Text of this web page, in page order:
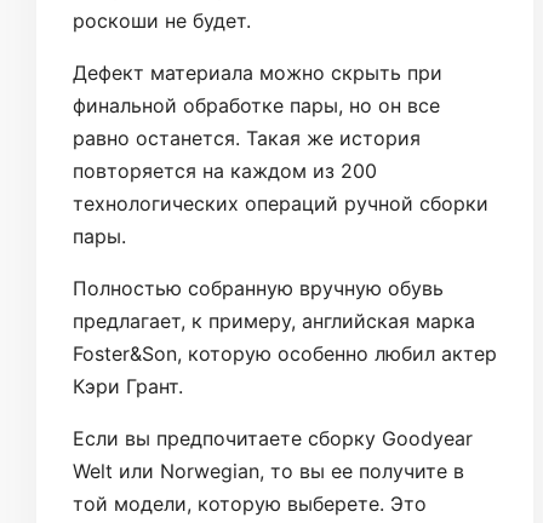
роскоши не будет.
Дефект материала можно скрыть при
финальной обработке пары, но он все
равно останется. Такая же история
повторяется на каждом из 200
технологических операций ручной сборки
пары.
Полностью собранную вручную обувь
предлагает, к примеру, английская марка
Foster&Son, которую особенно любил актер
Кэри Грант.
Если вы предпочитаете сборку Goodyear
Welt или Norwegian, то вы ее получите в
той модели, которую выберете. Это